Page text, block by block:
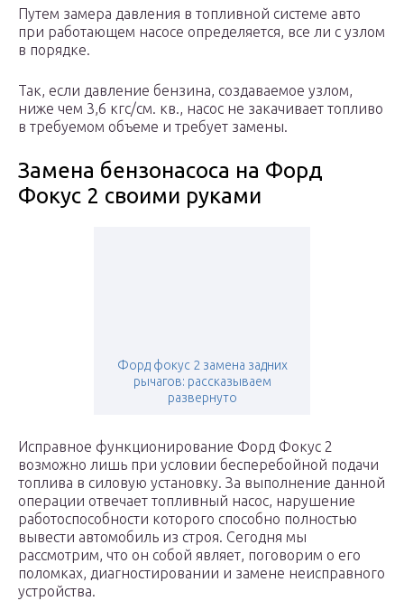
Путем замера давления в топливной системе авто
при работающем насосе определяется, все ли с узлом
в порядке.
Так, если давление бензина, создаваемое узлом,
ниже чем 3,6 кгс/см. кв., насос не закачивает топливо
в требуемом объеме и требует замены.
Замена бензонасоса на Форд
Фокус 2 своими руками
Форд фокус 2 замена задних
рычагов: рассказываем
развернуто
Исправное функционирование Форд Фокус 2
возможно лишь при условии бесперебойной подачи
топлива в силовую установку. За выполнение данной
операции отвечает топливный насос, нарушение
работоспособности которого способно полностью
вывести автомобиль из строя. Сегодня мы
рассмотрим, что он собой являет, поговорим о его
поломках, диагностировании и замене неисправного
устройства.